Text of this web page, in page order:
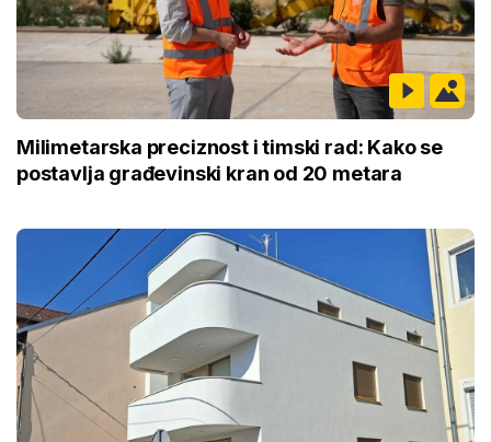
Milimetarska preciznost i timski rad: Kako se
postavlja građevinski kran od 20 metara